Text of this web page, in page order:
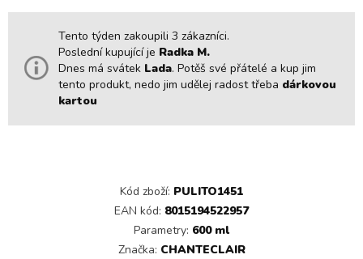
Tento týden zakoupili 3 zákazníci.
Poslední kupující je Radka M.
Dnes má svátek Lada. Potěš své přátelé a kup jim
tento produkt, nedo jim udělej radost třeba dárkovou
kartou
Kód zboží: PULITO1451
EAN kód: 8015194522957
Parametry: 600 ml
Značka: CHANTECLAIR